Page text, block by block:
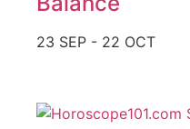
23 SEP - 22 OCT